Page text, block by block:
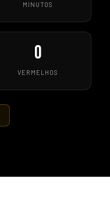
MINUTOS
0
VERMELHOS